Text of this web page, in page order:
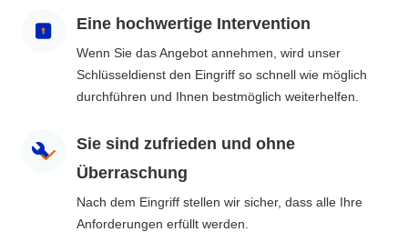
Eine hochwertige Intervention
Wenn Sie das Angebot annehmen, wird unser
Schlüsseldienst den Eingriff so schnell wie möglich
durchführen und Ihnen bestmöglich weiterhelfen.
Sie sind zufrieden und ohne
Überraschung
Nach dem Eingriff stellen wir sicher, dass alle Ihre
Anforderungen erfüllt werden.